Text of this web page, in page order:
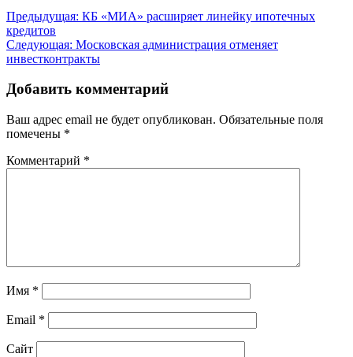
Навигация
по
записям
Предыдущая: КБ «МИА» расширяет линейку ипотечных
кредитов
Следующая: Московская администрация отменяет
инвестконтракты
Добавить комментарий
Ваш адрес email не будет опубликован. Обязательные поля
помечены *
Комментарий *
Имя *
Email *
Сайт